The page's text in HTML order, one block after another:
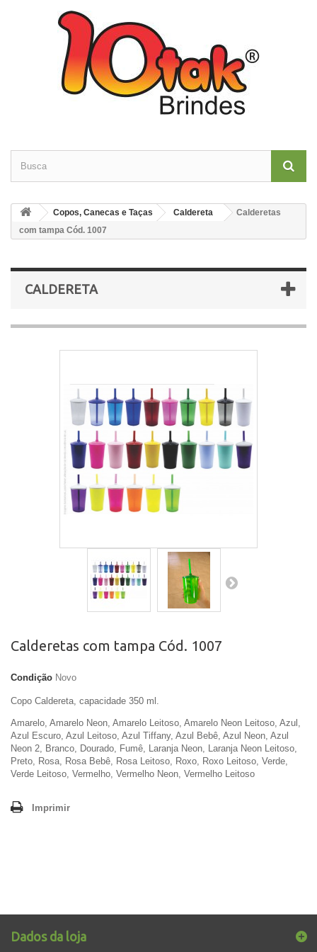
Copos, Canecas e Taças Caldereta
Calderetas
com tampa Cód. 1007
CALDERETA
Calderetas com tampa Cód. 1007
Condição Novo
Copo Caldereta, capacidade 350 ml.
Amarelo, Amarelo Neon, Amarelo Leitoso, Amarelo Neon Leitoso, Azul,
Azul Escuro, Azul Leitoso, Azul Tiffany, Azul Bebê, Azul Neon, Azul
Neon 2, Branco, Dourado, Fumê, Laranja Neon, Laranja Neon Leitoso,
Preto, Rosa, Rosa Bebê, Rosa Leitoso, Roxo, Roxo Leitoso, Verde,
Verde Leitoso, Vermelho, Vermelho Neon, Vermelho Leitoso
Imprimir
Dados da loja